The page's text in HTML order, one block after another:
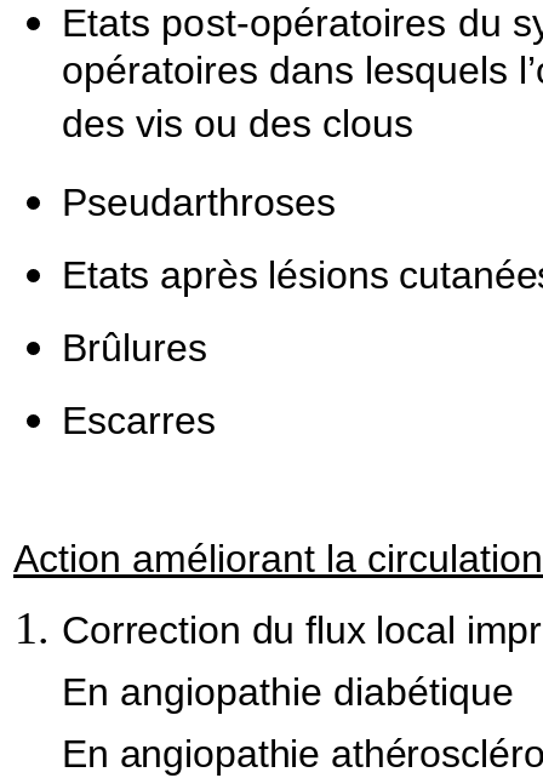
Etats post-opératoires du
opératoires dans lesquels
des vis ou des clous
Pseudarthroses
Etats après lésions
Brûlures
Escarres
Action améliorant la
Correction du flux local
En angiopathie diabétique
En angiopathie